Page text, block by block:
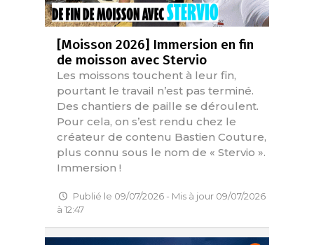
[Moisson 2026] Immersion en fin
de moisson avec Stervio
Les moissons touchent à leur fin,
pourtant le travail n’est pas terminé.
Des chantiers de paille se déroulent.
Pour cela, on s’est rendu chez le
créateur de contenu Bastien Couture,
plus connu sous le nom de « Stervio ».
Immersion !
Publié le 09/07/2026 - Mis à jour 09/07/2026
à 12:47